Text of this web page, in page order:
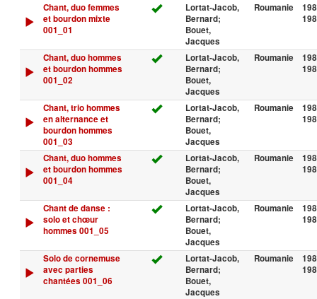
Chant, duo femmes
et bourdon mixte
001_01
Lortat-Jacob,
Bernard;
Bouet,
Jacques
Roumanie
Chant, duo hommes
et bourdon hommes
001_02
Lortat-Jacob,
Bernard;
Bouet,
Jacques
Roumanie
Chant, trio hommes
en alternance et
bourdon hommes
001_03
Lortat-Jacob,
Bernard;
Bouet,
Jacques
Roumanie
Chant, duo hommes
et bourdon hommes
001_04
Lortat-Jacob,
Bernard;
Bouet,
Jacques
Roumanie
Chant de danse :
solo et chœur
hommes 001_05
Lortat-Jacob,
Bernard;
Bouet,
Jacques
Roumanie
Solo de cornemuse
avec parties
chantées 001_06
Lortat-Jacob,
Bernard;
Bouet,
Jacques
Roumanie